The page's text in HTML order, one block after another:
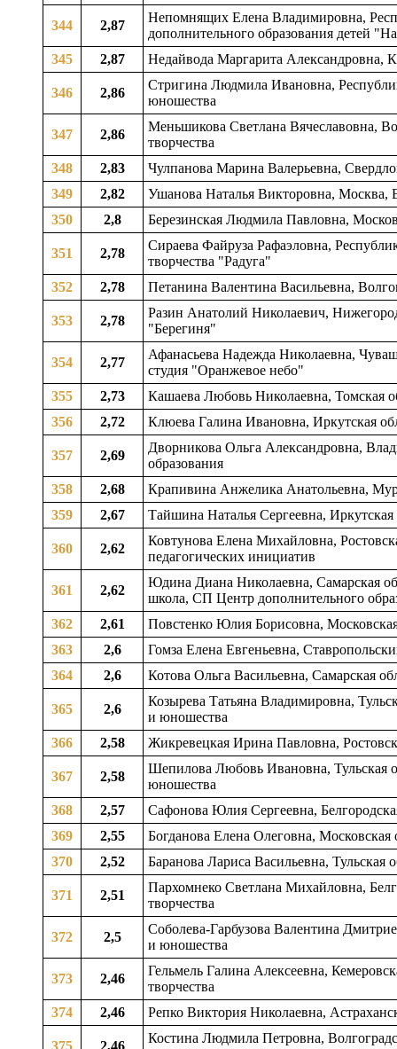
344 2,87
Непомнящих Елена Владимировна,
дополнительного образования детей
345
2,87 Недайвода Маргарита Александровна,
346 2,86
Стригина Людмила Ивановна,
юношества
347 2,86
Меньшикова Светлана Вячеславовна,
творчества
348
2,83
Чулпанова Марина Валерьевна,
349
2,82
Ушанова Наталья Викторовна, Москва,
350
2,8 Березинская Людмила Павловна,
351 2,78
Сираева Файруза Рафаэловна,
творчества "Радуга"
352
2,78 Петанина Валентина Васильевна,
353 2,78
Разин Анатолий Николаевич,
"Берегиня"
354 2,77
Афанасьева Надежда Николаевна,
студия "Оранжевое небо"
355
2,73
Кашаева Любовь Николаевна, Томская
356
2,72 Клюева Галина Ивановна, Иркутская
357 2,69
Дворникова Ольга Александровна,
образования
358
2,68
Крапивина Анжелика Анатольевна,
359
2,67 Тайшина Наталья Сергеевна,
360 2,62
Ковтунова Елена Михайловна,
педагогических инициатив
361 2,62
Юдина Диана Николаевна, Самарская
школа, СП Центр дополнительного
362
2,61
Повстенко Юлия Борисовна,
363
2,6
Гомза Елена Евгеньевна,
364
2,6 Котова Ольга Васильевна, Самарская
365 2,6
Козырева Татьяна Владимировна,
и юношества
366
2,58 Жикревецкая Ирина Павловна,
367 2,58
Шепилова Любовь Ивановна, Тульская
юношества
368
2,57
Сафонова Юлия Сергеевна,
369
2,55
Богданова Елена Олеговна,
370
2,52 Баранова Лариса Васильевна, Тульская
371 2,51
Пархомнеко Светлана Михайловна,
творчества
372 2,5
Соболева-Гарбузова Валентина
и юношества
373 2,46
Гельмель Галина Алексеевна,
творчества
374
2,46 Репко Виктория Николаевна,
375 2,46
Костина Людмила Петровна,